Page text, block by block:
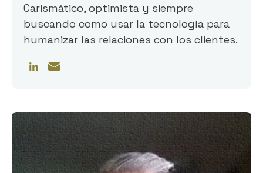
Carismático, optimista y siempre
buscando como usar la tecnología para
humanizar las relaciones con los clientes.